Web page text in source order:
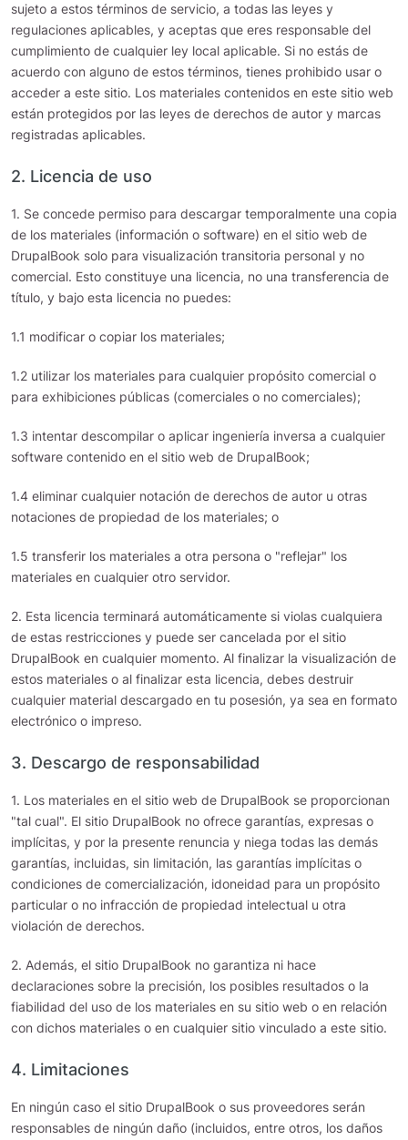
sujeto a estos términos de servicio, a todas las leyes y
regulaciones aplicables, y aceptas que eres responsable del
cumplimiento de cualquier ley local aplicable. Si no estás de
acuerdo con alguno de estos términos, tienes prohibido usar o
acceder a este sitio. Los materiales contenidos en este sitio web
están protegidos por las leyes de derechos de autor y marcas
registradas aplicables.
2. Licencia de uso
1. Se concede permiso para descargar temporalmente una copia
de los materiales (información o software) en el sitio web de
DrupalBook solo para visualización transitoria personal y no
comercial. Esto constituye una licencia, no una transferencia de
título, y bajo esta licencia no puedes:
1.1 modificar o copiar los materiales;
1.2 utilizar los materiales para cualquier propósito comercial o
para exhibiciones públicas (comerciales o no comerciales);
1.3 intentar descompilar o aplicar ingeniería inversa a cualquier
software contenido en el sitio web de DrupalBook;
1.4 eliminar cualquier notación de derechos de autor u otras
notaciones de propiedad de los materiales; o
1.5 transferir los materiales a otra persona o "reflejar" los
materiales en cualquier otro servidor.
2. Esta licencia terminará automáticamente si violas cualquiera
de estas restricciones y puede ser cancelada por el sitio
DrupalBook en cualquier momento. Al finalizar la visualización de
estos materiales o al finalizar esta licencia, debes destruir
cualquier material descargado en tu posesión, ya sea en formato
electrónico o impreso.
3. Descargo de responsabilidad
1. Los materiales en el sitio web de DrupalBook se proporcionan
"tal cual". El sitio DrupalBook no ofrece garantías, expresas o
implícitas, y por la presente renuncia y niega todas las demás
garantías, incluidas, sin limitación, las garantías implícitas o
condiciones de comercialización, idoneidad para un propósito
particular o no infracción de propiedad intelectual u otra
violación de derechos.
2. Además, el sitio DrupalBook no garantiza ni hace
declaraciones sobre la precisión, los posibles resultados o la
fiabilidad del uso de los materiales en su sitio web o en relación
con dichos materiales o en cualquier sitio vinculado a este sitio.
4. Limitaciones
En ningún caso el sitio DrupalBook o sus proveedores serán
responsables de ningún daño (incluidos, entre otros, los daños